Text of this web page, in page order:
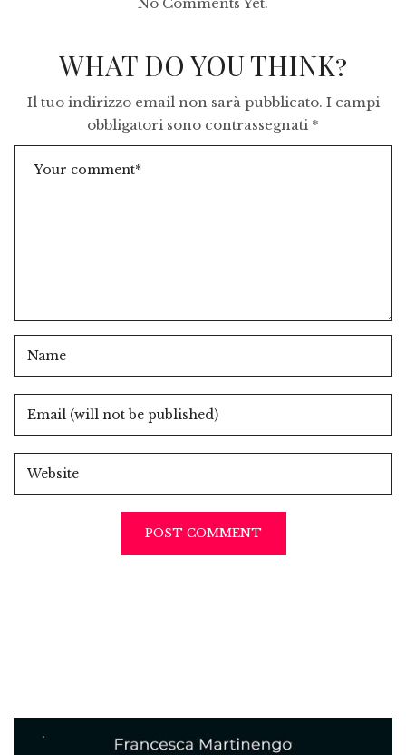
WHAT DO YOU THINK?
Il tuo indirizzo email non sarà pubblicato. I campi
obbligatori sono contrassegnati *